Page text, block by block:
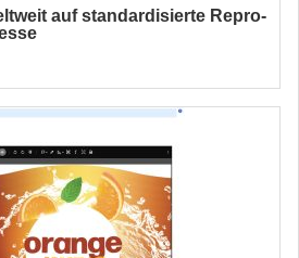
auf standardisierte Repro-